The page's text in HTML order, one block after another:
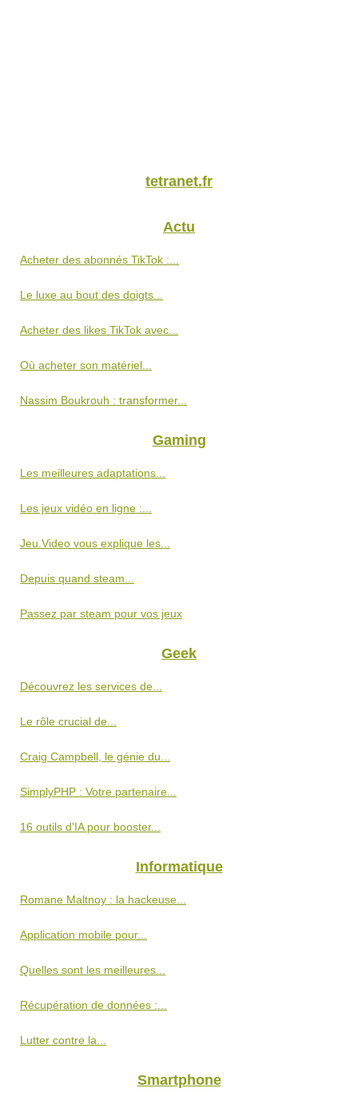
tetranet.fr
Actu
Acheter des abonnés TikTok :...
Le luxe au bout des doigts...
Acheter des likes TikTok avec...
Où acheter son matériel...
Nassim Boukrouh : transformer...
Gaming
Les meilleures adaptations...
Les jeux vidéo en ligne :...
Jeu.Video vous explique les...
Depuis quand steam...
Passez par steam pour vos jeux
Geek
Découvrez les services de...
Le rôle crucial de...
Craig Campbell, le génie du...
SimplyPHP : Votre partenaire...
16 outils d'IA pour booster...
Informatique
Romane Maltnoy : la hackeuse...
Application mobile pour...
Quelles sont les meilleures...
Récupération de données :...
Lutter contre la...
Smartphone